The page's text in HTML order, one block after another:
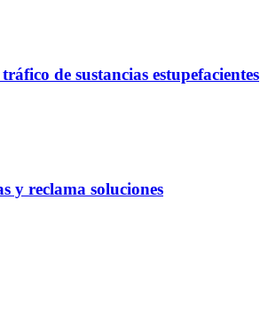
de sustancias estupefacientes
y reclama soluciones